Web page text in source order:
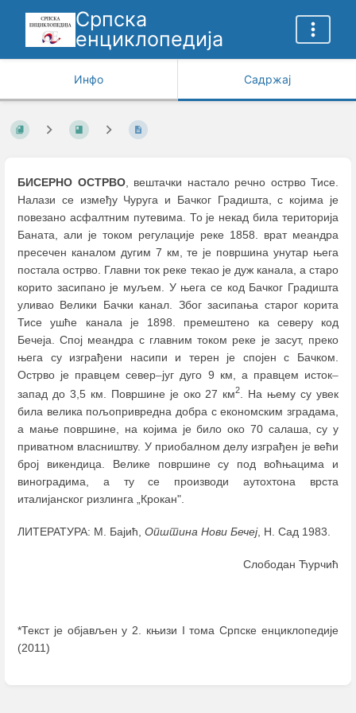
Српска
енциклопедија
Инфо Садржај
БИСЕРНО ОСТРВО, вештачки настало речно острво Тисе.
Налази се између Чуруга и Бачког Градишта, с којима је
повезано асфалтним путевима. То је некад била територија
Баната, али је током регулације реке 1858. врат меандра
пресечен каналом дугим 7 км, те је површина унутар њега
постала острво. Главни ток реке текао је дуж канала, а старо
корито засипано је муљем. У њега се код Бачког Градишта
уливао Велики Бачки канал. Због засипања старог корита
Тисе ушће канала је 1898. премештено ка северу код
Бечеја. Спој меандра с главним током реке је засут, преко
њега су изграђени насипи и терен је спојен с Бачком.
Острво је правцем север–југ дуго 9 км, а правцем исток–
запад до 3,5 км. Површине је око 27 км2
. На њему су увек
била велика пољопривредна добра с економским зградама,
а мање површине, на којима је било око 70 салаша, су у
приватном власништву. У приобалном делу изграђен је већи
број викендица. Велике површине су под воћњацима и
виноградима, а ту се производи аутохтона врста
италијанског ризлинга „Крокан".
ЛИТЕРАТУРА: М. Бајић, Општина Нови Бечеј, Н. Сад 1983.
Слободан Ћурчић
*Текст је објављен у 2. књизи I тома Српске енциклопедије
(2011)